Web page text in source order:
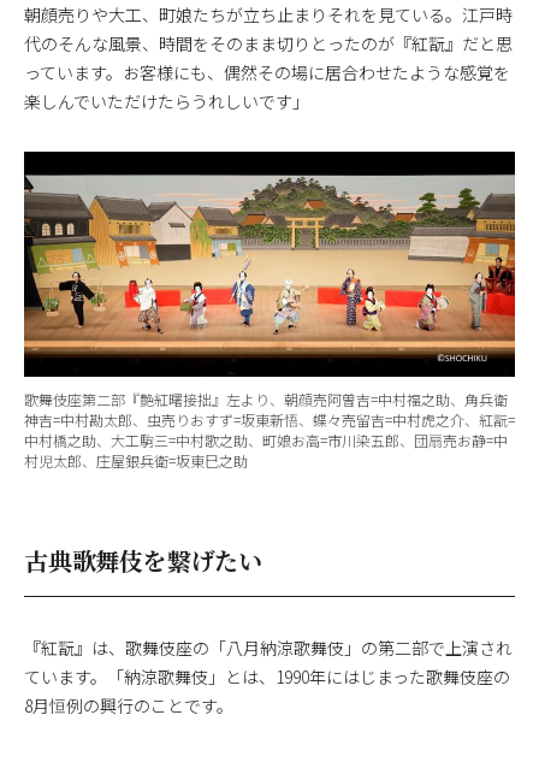
朝顔売りや大工、町娘たちが立ち止まりそれを見ている。江戸時
代のそんな風景、時間をそのまま切りとったのが『紅翫』だと思
っています。お客様にも、偶然その場に居合わせたような感覚を
楽しんでいただけたらうれしいです」
歌舞伎座第二部『艶紅曙接拙』左より、朝顔売阿曽吉=中村福之助、角兵衛
神吉=中村勘太郎、虫売りおすず=坂東新悟、蝶々売留吉=中村虎之介、紅翫=
中村橋之助、大工駒三=中村歌之助、町娘お高=市川染五郎、団扇売お静=中
村児太郎、庄屋銀兵衛=坂東巳之助
古典歌舞伎を繋げたい
『紅翫』は、歌舞伎座の「八月納涼歌舞伎」の第二部で上演され
ています。「納涼歌舞伎」とは、1990年にはじまった歌舞伎座の
8月恒例の興行のことです。